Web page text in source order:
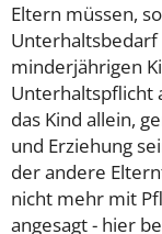
Eltern müssen,
minderjährigen
Unterhaltspflicht
das Kind allein,
und Erziehung
der andere
nicht mehr mit
angesagt - hier